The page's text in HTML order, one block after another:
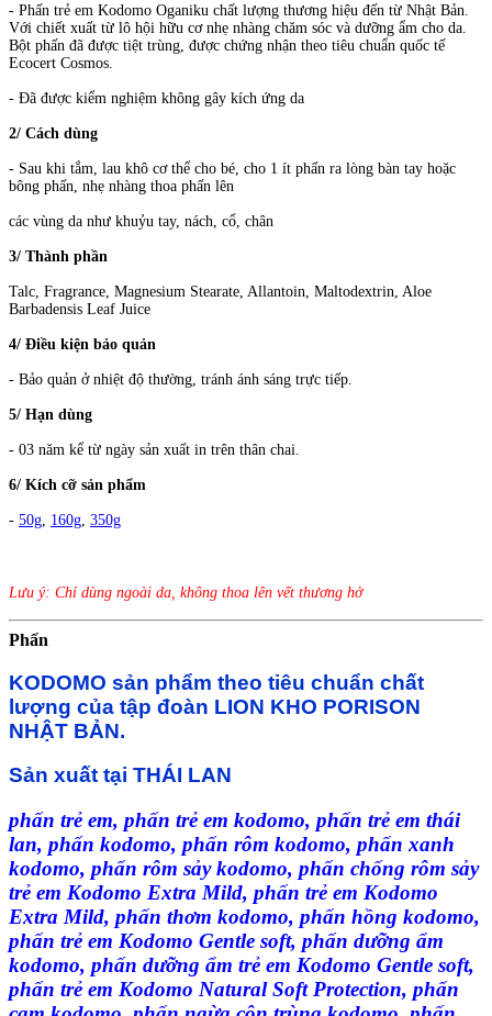
- Phấn trẻ em Kodomo Oganiku chất lượng thương hiệu đến từ Nhật Bản.
Với chiết xuất từ lô hội hữu cơ nhẹ nhàng chăm sóc và dưỡng ẩm cho da.
Bột phấn đã được tiệt trùng, được chứng nhận theo tiêu chuẩn quốc tế
Ecocert Cosmos.
- Đã được kiểm nghiệm không gây kích ứng da
2/ Cách dùng
- Sau khi tắm, lau khô cơ thể cho bé, cho 1 ít phấn ra lòng bàn tay hoặc
bông phấn, nhẹ nhàng thoa phấn lên
các vùng da như khuỷu tay, nách, cổ, chân
3/ Thành phần
Talc, Fragrance, Magnesium Stearate, Allantoin, Maltodextrin, Aloe
Barbadensis Leaf Juice
4/ Điều kiện bảo quản
- Bảo quản ở nhiệt độ thường, tránh ánh sáng trực tiếp.
5/ Hạn dùng
- 03 năm kể từ ngày sản xuất in trên thân chai.
6/ Kích cỡ sản phẩm
- 50g 160g 350g
Lưu ý: Chỉ dùng ngoài da, không thoa lên vết thương hở
Phấn
KODOMO sản phẩm theo tiêu chuẩn chất
lượng của tập đoàn LION KHO PORISON
NHẬT BẢN.
Sản xuất tại THÁI LAN
phấn trẻ em, phấn trẻ em kodomo, phấn trẻ em thái
lan, phấn kodomo, phấn rôm kodomo, phấn xanh
kodomo, phấn rôm sảy kodomo, phấn chống rôm sảy
trẻ em Kodomo Extra Mild, phấn trẻ em Kodomo
Extra Mild, phấn thơm kodomo, phấn hồng kodomo,
phấn trẻ em Kodomo Gentle soft, phấn dưỡng ẩm
kodomo, phấn dưỡng ẩm trẻ em Kodomo Gentle soft,
phấn trẻ em Kodomo Natural Soft Protection, phấn